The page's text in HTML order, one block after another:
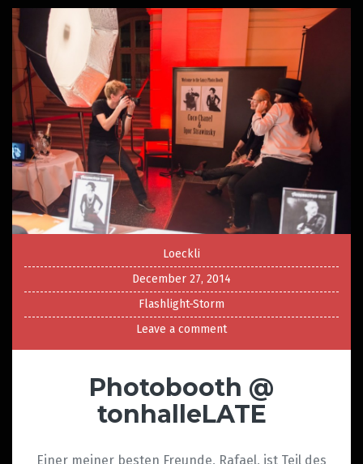
Loeckli
December 27, 2014
Flashlight-Storm
Leave a comment
Photobooth @
tonhalleLATE
Einer meiner besten Freunde, Rafael, ist Teil des